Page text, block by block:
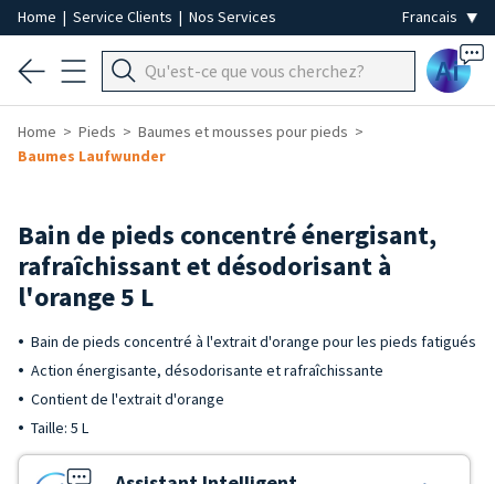
Home | Service Clients | Nos Services
Ai
Home Pieds
Baumes et mousses pour pieds
Baumes Laufwunder
Bain de pieds concentré énergisant,
rafraîchissant et désodorisant à
l'orange 5 L
Bain de pieds concentré à l'extrait d'orange pour les pieds fatigués
Action énergisante, désodorisante et rafraîchissante
Contient de l'extrait d'orange
Taille: 5 L